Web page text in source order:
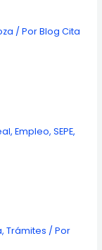
/ PorBlog Cita
,Empleo,SEPE,
,Trámites / Por